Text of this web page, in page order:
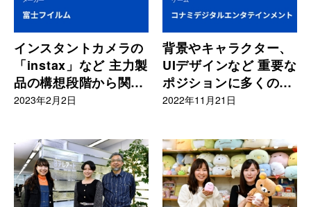
インスタントカメラの
「instax」など 主力製
品の構想段階から関わ
る
2023年2月2日
背景やキャラクター、
UIデザインなど 重要な
ポジションに多くの多
摩美出身者
2022年11月21日